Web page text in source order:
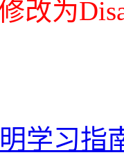
改为
明学习